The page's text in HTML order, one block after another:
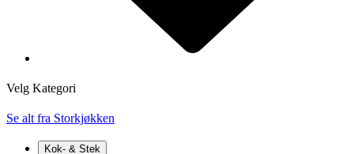
Velg Kategori
Se alt fra Storkjøkken
Kok- & Stek